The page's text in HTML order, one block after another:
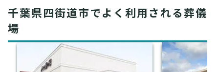
千葉県四街道市でよく利用される葬儀
場